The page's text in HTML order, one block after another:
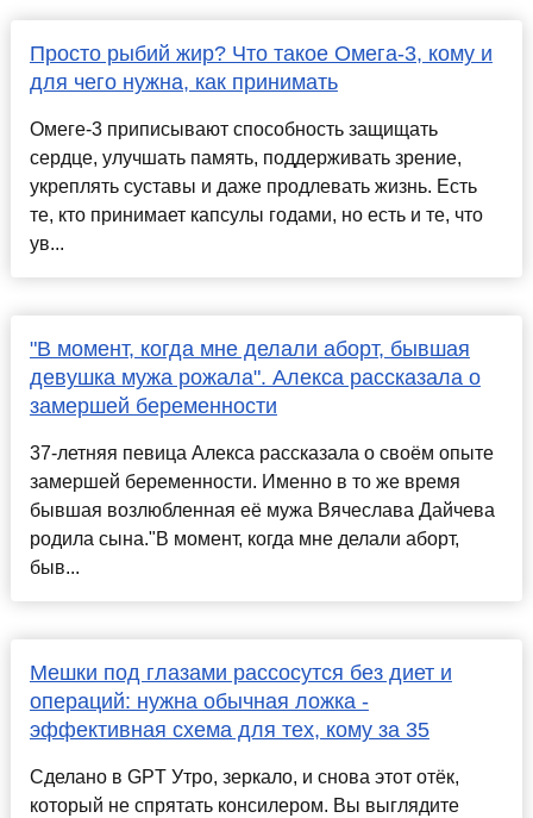
Просто рыбий жир? Что такое Омега-3, кому и
для чего нужна, как принимать
Омеге-3 приписывают способность защищать
сердце, улучшать память, поддерживать зрение,
укреплять суставы и даже продлевать жизнь. Есть
те, кто принимает капсулы годами, но есть и те, что
ув...
"В момент, когда мне делали аборт, бывшая
девушка мужа рожала". Алекса рассказала о
замершей беременности
37-летняя певица Алекса рассказала о своём опыте
замершей беременности. Именно в то же время
бывшая возлюбленная её мужа Вячеслава Дайчева
родила сына."В момент, когда мне делали аборт,
быв...
Мешки под глазами рассосутся без диет и
операций: нужна обычная ложка -
эффективная схема для тех, кому за 35
Сделано в GPT Утро, зеркало, и снова этот отёк,
который не спрятать консилером. Вы выглядите